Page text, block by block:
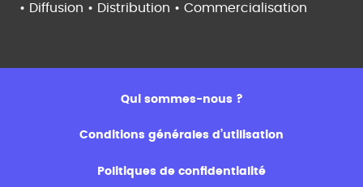
• Diffusion • Distribution • Commercialisation
Qui sommes-nous ?
Conditions générales d’utilisation
Politiques de confidentialité